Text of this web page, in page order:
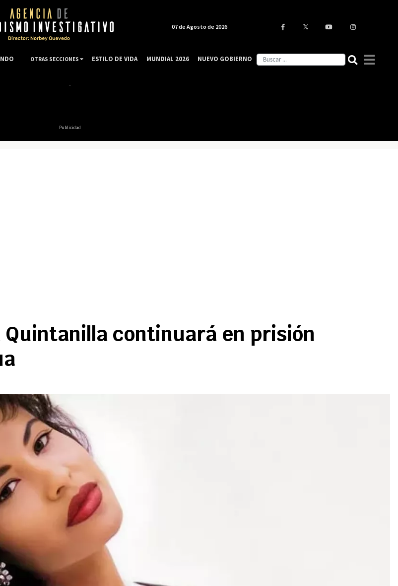
Publicidad
continuará en prisión
07 de Agosto de 2026
OTRAS SECCIONES ESTILO DE VIDA MUNDIAL 2026 NUEVO GOBIERNO